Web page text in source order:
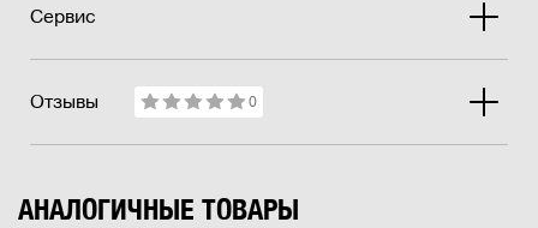
Сервис
Отзывы 0
АНАЛОГИЧНЫЕ ТОВАРЫ